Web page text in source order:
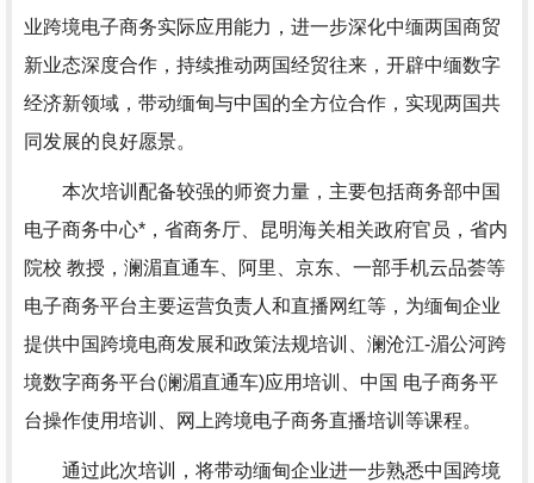
业跨境电子商务实际应用能力，进一步深化中缅两国商贸
新业态深度合作，持续推动两国经贸往来，开辟中缅数字
经济新领域，带动缅甸与中国的全方位合作，实现两国共
同发展的良好愿景。
本次培训配备较强的师资力量，主要包括商务部中国
电子商务中心*，省商务厅、昆明海关相关政府官员，省内
院校 教授，澜湄直通车、阿里、京东、一部手机云品荟等
电子商务平台主要运营负责人和直播网红等，为缅甸企业
提供中国跨境电商发展和政策法规培训、澜沧江-湄公河跨
境数字商务平台(澜湄直通车)应用培训、中国 电子商务平
台操作使用培训、网上跨境电子商务直播培训等课程。
通过此次培训，将带动缅甸企业进一步熟悉中国跨境